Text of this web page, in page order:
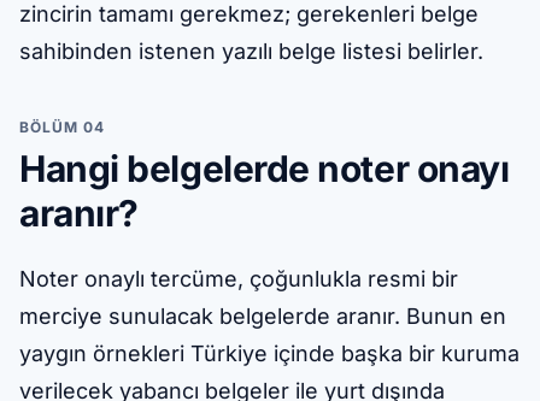
zincirin tamamı gerekmez; gerekenleri belge
sahibinden istenen yazılı belge listesi belirler.
BÖLÜM 04
Hangi belgelerde noter onayı
aranır?
Noter onaylı tercüme, çoğunlukla resmi bir
merciye sunulacak belgelerde aranır. Bunun en
yaygın örnekleri Türkiye içinde başka bir kuruma
verilecek yabancı belgeler ile yurt dışında